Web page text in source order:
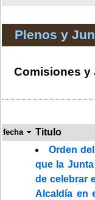
Plenos y
Comisiones y
fecha Titulo
Orden
que la
de celebrar
Alcaldía en